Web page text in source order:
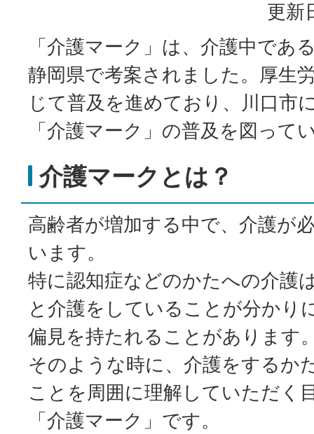
更新
「介護マーク」は、介護中であ
静岡県で考案されました。厚生
じて普及を進めており、川口市
「介護マーク」の普及を図って
介護マークとは？
高齢者が増加する中で、介護が
います。
特に認知症などのかたへの介護
と介護をしていることが分かり
偏見を持たれることがあります
そのような時に、介護をするか
ことを周囲に理解していただく
「介護マーク」です。